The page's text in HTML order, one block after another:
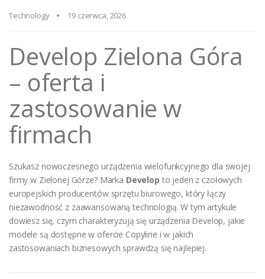
Technology 19 czerwca, 2026
Develop Zielona Góra
– oferta i
zastosowanie w
firmach
Szukasz nowoczesnego urządzenia wielofunkcyjnego dla swojej
firmy w Zielonej Górze? Marka Develop to jeden z czołowych
europejskich producentów sprzętu biurowego, który łączy
niezawodność z zaawansowaną technologią. W tym artykule
dowiesz się, czym charakteryzują się urządzenia Develop, jakie
modele są dostępne w ofercie Copyline i w jakich
zastosowaniach biznesowych sprawdzą się najlepiej.